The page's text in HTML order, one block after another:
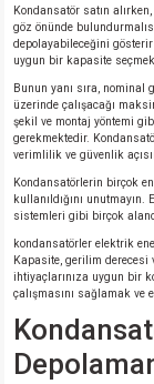
Kondansatör satın
göz önünde
depolayabileceğini
uygun bir kapasite
Bunun yanı sıra,
üzerinde çalışacağı
şekil ve montaj yöntemi
gerekmektedir.
verimlilik ve güvenlik
Kondansatörlerin birçok
kullanıldığını
sistemleri gibi birçok
kondansatörler elektrik
Kapasite, gerilim
ihtiyaçlarınıza uygun bir
çalışmasını sağlamak